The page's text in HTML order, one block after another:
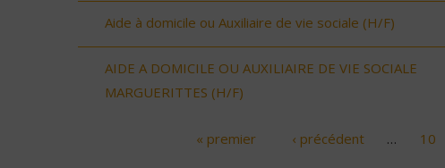
Aide à domicile ou Auxiliaire de vie sociale (H/F)
AIDE A DOMICILE OU AUXILIAIRE DE VIE SOCIALE
MARGUERITTES (H/F)
« premier ‹ précédent … 10